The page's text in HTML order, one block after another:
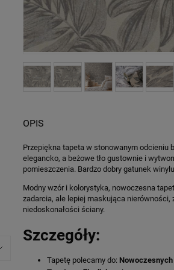
OPIS
Przepiękna tapeta w stonowanym odcieniu
elegancko, a beżowe tło gustownie i
pomieszczenia. Bardzo dobry gatunek
Modny wzór i kolorystyka, nowoczesna
zadarcia, ale lepiej maskująca
niedoskonałości ściany.
Szczegóły:
Tapetę polecamy do: